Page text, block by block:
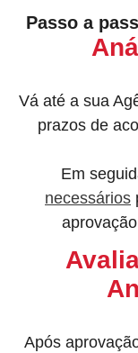
Passo a
Vá até a sua
prazos de
Em
necessários
Após